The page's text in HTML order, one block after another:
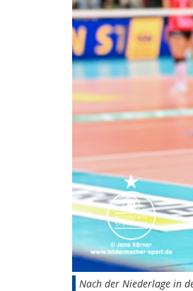
Nach der Niederlage in